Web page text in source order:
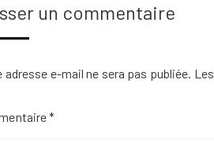
un commentaire
adresse e-mail ne sera pas publiée.
*